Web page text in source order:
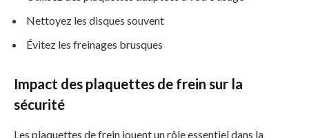
Nettoyez les disques souvent
Évitez les freinages brusques
Impact des plaquettes de frein sur la
sécurité
Les plaquettes de frein jouent un rôle essentiel dans la